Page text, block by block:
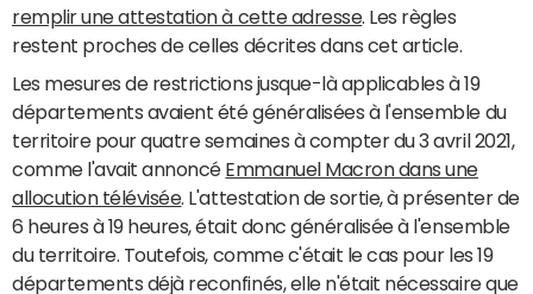
remplir une attestation à cette adresse. Les règles
restent proches de celles décrites dans cet article.
Les mesures de restrictions jusque-là applicables à 19
départements avaient été généralisées à l'ensemble du
territoire pour quatre semaines à compter du 3 avril 2021,
comme l'avait annoncé Emmanuel Macron dans une
allocution télévisée. L'attestation de sortie, à présenter de
6 heures à 19 heures, était donc généralisée à l'ensemble
du territoire. Toutefois, comme c'était le cas pour les 19
départements déjà reconfinés, elle n'était nécessaire que